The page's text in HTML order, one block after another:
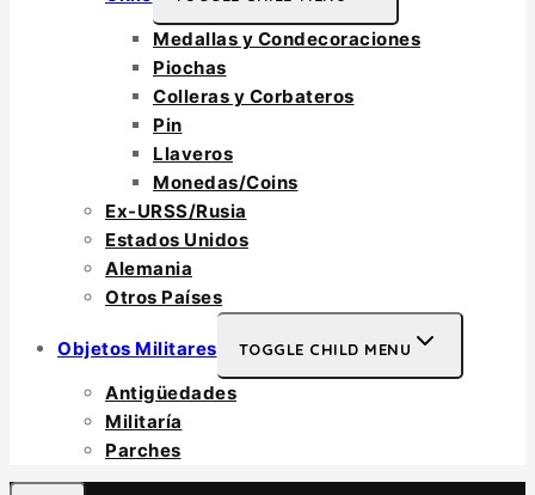
Medallas y Condecoraciones
Piochas
Colleras y Corbateros
Pin
Llaveros
Monedas/Coins
Ex-URSS/Rusia
Estados Unidos
Alemania
Otros Países
Objetos Militares TOGGLE CHILD MENU
Antigüedades
Militaría
Parches